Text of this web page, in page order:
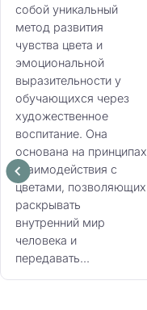
собой уникальный
метод развития
чувства цвета и
эмоциональной
выразительности у
обучающихся через
художественное
воспитание. Она
основана на принципах
взаимодействия с
цветами, позволяющих
раскрывать
внутренний мир
человека и
передавать...